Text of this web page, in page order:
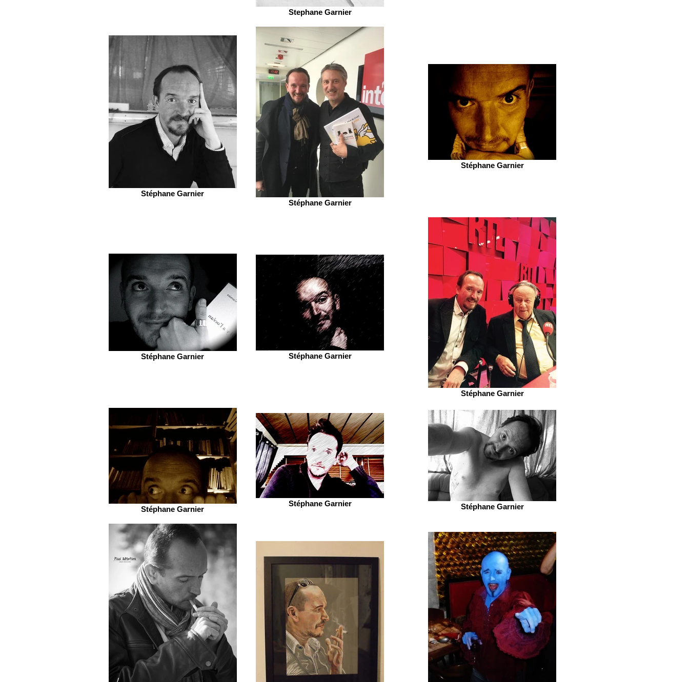
Stephane Garnier
Stéphane Garnier
Stéphane Garnier
Stéphane Garnier
Stéphane Garnier Stéphane Garnier
Stéphane Garnier
Stéphane Garnier
Stéphane Garnier Stéphane Garnier